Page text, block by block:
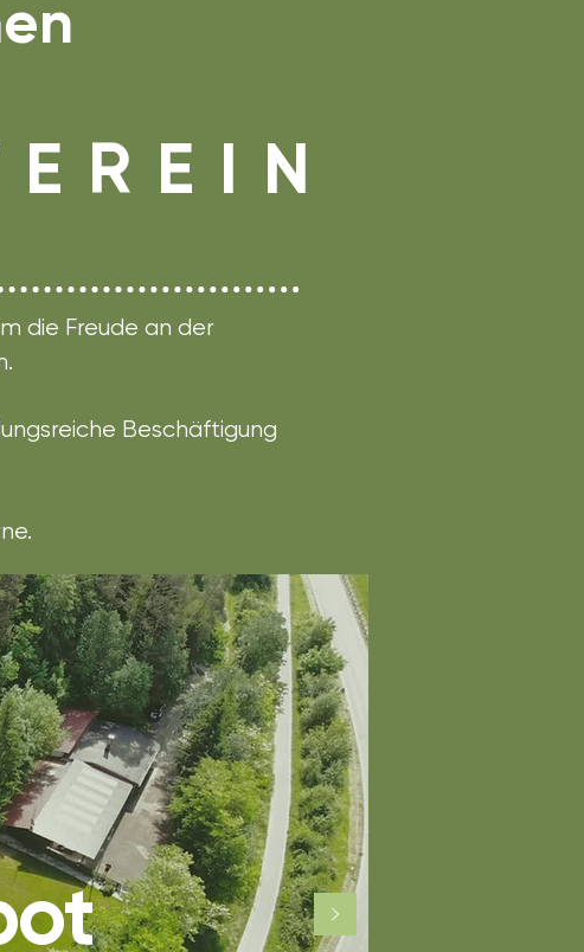
R E I N
die Freude an der
Beschäftigung